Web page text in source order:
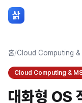
본문 바로가기
삵
홈/Cloud Computing &
Cloud Computing &
대화형 OS